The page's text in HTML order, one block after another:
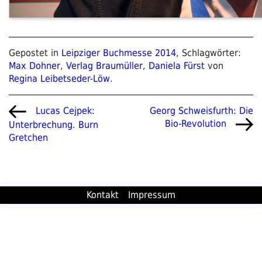
Gepostet in Leipziger Buchmesse 2014, Schlagwörter:
Max Dohner, Verlag Braumüller, Daniela Fürst von
Regina Leibetseder-Löw.
Beitragsnavigation
Vorheriger
Beitrag
Lucas Cejpek:
Unterbrechung. Burn
Gretchen
Nächster
Beitrag
Georg Schweisfurth: Die
Bio-Revolution
Kontakt Impressum